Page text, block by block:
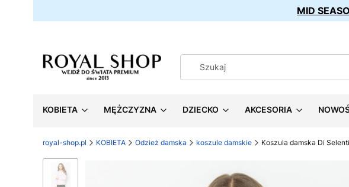
MID
KOBIETA MĘŻCZYZNA DZIECKO AKCESORIA
royal-shop.pl KOBIETA Odzież damska koszule damskie Koszula damska Di